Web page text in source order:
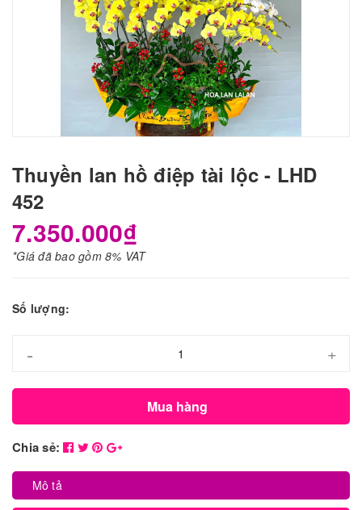
Thuyền lan hồ điệp tài lộc - LHD
452
7.350.000₫
*Giá đã bao gồm 8% VAT
Số lượng:
- +
Mua hàng
Chia sẻ:
Mô tả